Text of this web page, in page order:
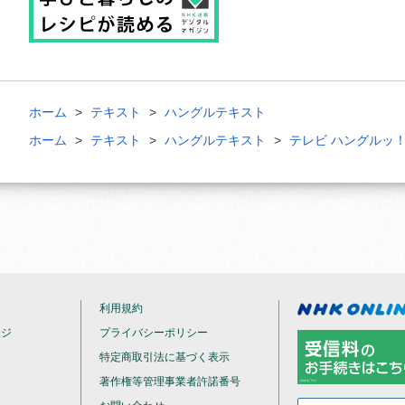
ホーム テキスト
ハングルテキスト
ホーム
テキスト ハングルテキスト テレビ ハングルッ
利用規約
プライバシーポリシー
特定商取引法に基づく表示
著作権等管理事業者許諾番号